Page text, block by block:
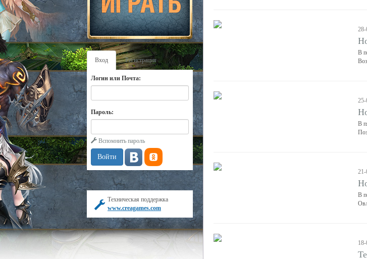
Вход Регистрация
Логин или Почта:
Пароль:
Вспомнить пароль
Техническая поддержка
www.creagames.com
28-
В
25-
В
21-
В